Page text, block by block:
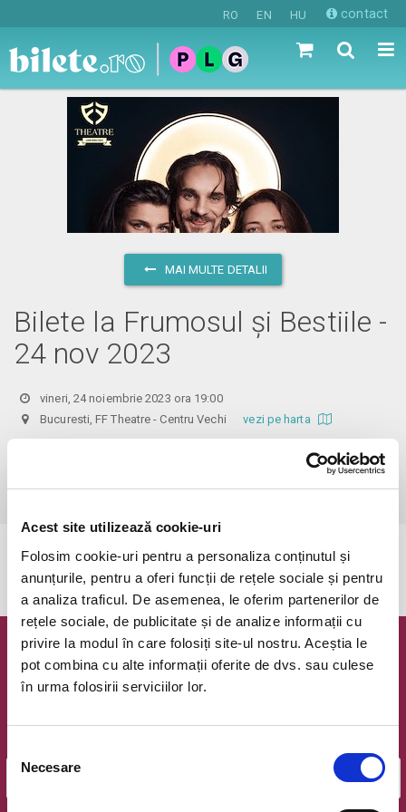
Acest site utilizează cookie-uri
Folosim cookie-uri pentru a personaliza conținutul și
anunțurile, pentru a oferi funcții de rețele sociale și pentru
a analiza traficul. De asemenea, le oferim partenerilor de
rețele sociale, de publicitate și de analize informații cu
privire la modul în care folosiți site-ul nostru. Aceștia le
pot combina cu alte informații oferite de dvs. sau culese
în urma folosirii serviciilor lor.
consimțământului
Necesare
RO EN HU contact
MAI MULTE DETALII
Bilete la Frumosul și Bestiile -
24 nov 2023
vineri, 24 noiembrie 2023 ora 19:00
Bucuresti, FF Theatre - Centru Vechivezi pe harta
Din respect pentru actori si public avem rugamintea de a va prezenta
cu cel putin 30 de minute inainte de inceperea spectacolului.
Evenimentul a expirat.
Newsletter @ Bilete.ro